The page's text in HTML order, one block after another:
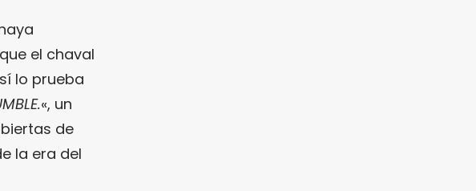
el chaval
lo prueba
«, un
de
la era del